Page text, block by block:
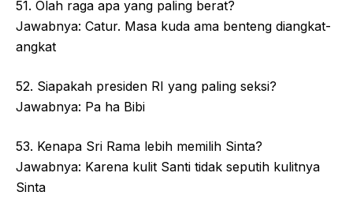
51. Olah raga apa yang paling berat?
Jawabnya: Catur. Masa kuda ama benteng diangkat-
angkat
52. Siapakah presiden RI yang paling seksi?
Jawabnya: Pa ha Bibi
53. Kenapa Sri Rama lebih memilih Sinta?
Jawabnya: Karena kulit Santi tidak seputih kulitnya
Sinta